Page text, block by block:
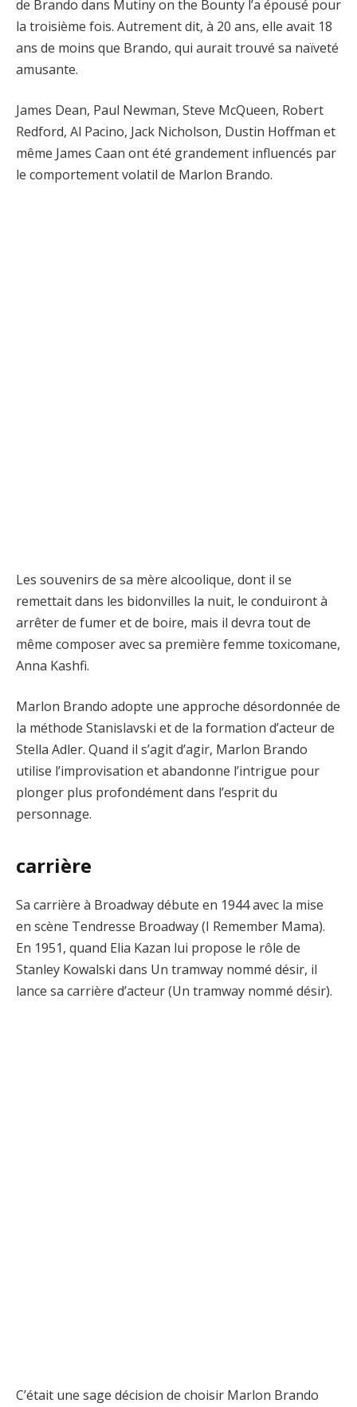
de Brando dans Mutiny on the Bounty l’a épousé pour
la troisième fois. Autrement dit, à 20 ans, elle avait 18
ans de moins que Brando, qui aurait trouvé sa naïveté
amusante.
James Dean, Paul Newman, Steve McQueen, Robert
Redford, Al Pacino, Jack Nicholson, Dustin Hoffman et
même James Caan ont été grandement influencés par
le comportement volatil de Marlon Brando.
Les souvenirs de sa mère alcoolique, dont il se
remettait dans les bidonvilles la nuit, le conduiront à
arrêter de fumer et de boire, mais il devra tout de
même composer avec sa première femme toxicomane,
Anna Kashfi.
Marlon Brando adopte une approche désordonnée de
la méthode Stanislavski et de la formation d’acteur de
Stella Adler. Quand il s’agit d’agir, Marlon Brando
utilise l’improvisation et abandonne l’intrigue pour
plonger plus profondément dans l’esprit du
personnage.
carrière
Sa carrière à Broadway débute en 1944 avec la mise
en scène Tendresse Broadway (I Remember Mama).
En 1951, quand Elia Kazan lui propose le rôle de
Stanley Kowalski dans Un tramway nommé désir, il
lance sa carrière d’acteur (Un tramway nommé désir).
C’était une sage décision de choisir Marlon Brando